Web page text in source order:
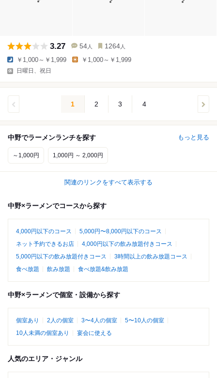
3.27 54 人 1264 人
￥1,000～￥1,999 ￥1,000～￥1,999
日曜日、祝日
1 2 3 4
中野でラーメンランチを探す もっと見る
～1,000円 1,000円 ～ 2,000円
関連のリンクをすべて表示する
中野×ラーメンでコースから探す
4,000円以下のコース
5,000円〜8,000円以下のコース
ネット予約できるお店
4,000円以下の飲み放題付きコース
5,000円以下の飲み放題付きコース
3時間以上の飲み放題コース
食べ放題
飲み放題 食べ放題&飲み放題
中野×ラーメンで個室・設備から探す
個室あり 2人の個室 3〜4人の個室
5〜10人の個室
10人未満の個室あり
宴会に使える
人気のエリア・ジャンル